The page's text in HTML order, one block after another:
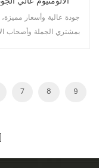
جودة عالية وأسعار
بمشتري الجملة وأصحاب
7 8 9
تاحفصلا]